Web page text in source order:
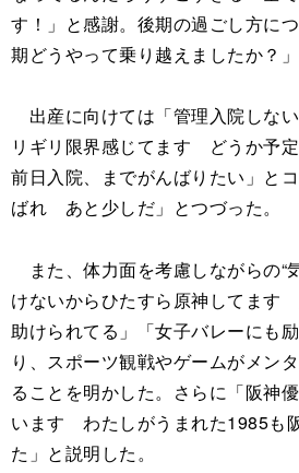
す！」と感謝。後期の過ごし方に
期どうやって乗り越えましたか？」
出産に向けては「管理入院しな
リギリ限界感じてます どうか予
前日入院、までがんばりたい」と
ばれ あと少しだ」とつづった。
また、体力面を考慮しながらの“
けないからひたすら原神してます
助けられてる」「女子バレーにも
り、スポーツ観戦やゲームがメン
ることを明かした。さらに「阪神
います わたしがうまれた1985も
た」と説明した。